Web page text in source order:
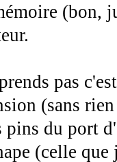
(bon,
pas
(sans
du port
(celle